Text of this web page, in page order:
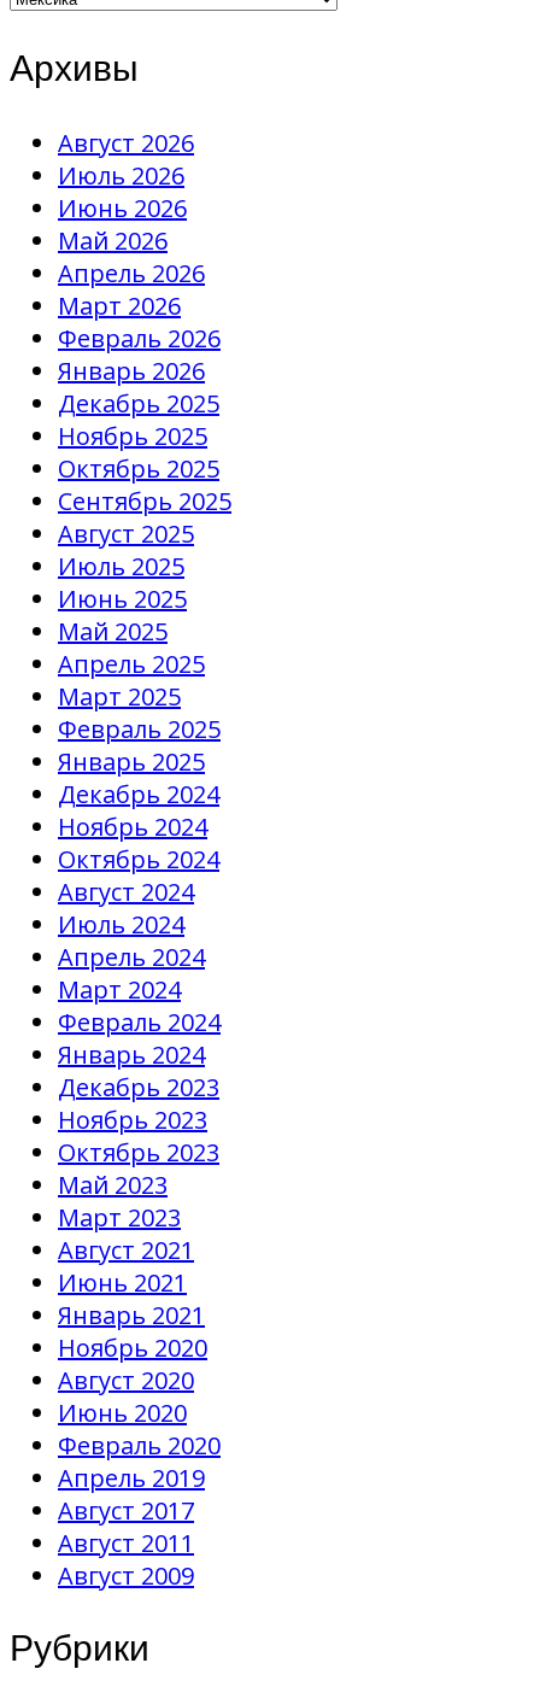
Архивы
Август 2026
Июль 2026
Июнь 2026
Май 2026
Апрель 2026
Март 2026
Февраль 2026
Январь 2026
Декабрь 2025
Ноябрь 2025
Октябрь 2025
Сентябрь 2025
Август 2025
Июль 2025
Июнь 2025
Май 2025
Апрель 2025
Март 2025
Февраль 2025
Январь 2025
Декабрь 2024
Ноябрь 2024
Октябрь 2024
Август 2024
Июль 2024
Апрель 2024
Март 2024
Февраль 2024
Январь 2024
Декабрь 2023
Ноябрь 2023
Октябрь 2023
Май 2023
Март 2023
Август 2021
Июнь 2021
Январь 2021
Ноябрь 2020
Август 2020
Июнь 2020
Февраль 2020
Апрель 2019
Август 2017
Август 2011
Август 2009
Рубрики